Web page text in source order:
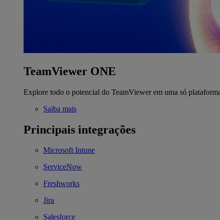
TeamViewer ONE
Explore todo o potencial do TeamViewer em uma só
Saiba mais
Principais integrações
Microsoft Intune
ServiceNow
Freshworks
Jira
Salesforce